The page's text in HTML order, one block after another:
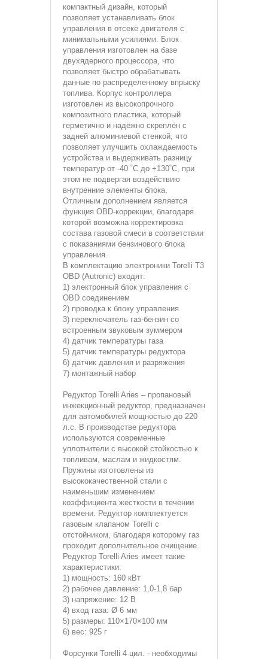
компактный дизайн, который
позволяет устанавливать блок
управления в отсеке двигателя с
минимальными усилиями. Блок
управления изготовлен на базе
двухядерного процессора, что
позволяет быстро обрабатывать
данные по распределенному впрыску
топлива. Корпус контроллера
изготовлен из высокопрочного
композитного пластика, который
герметично и надёжно скреплён с
задней алюминиевой стенкой, что
позволяет улучшить охлаждаемость
устройства и выдерживать разницу
температур от -40 ˚С до +130˚С, при
этом не подвергая воздействию
внутренние элементы блока.
Отличным дополнением является
функция OBD-коррекции, благодаря
которой возможна корректировка
состава газовой смеси в соответствии
с показаниями бензинового блока
управления.
В комплектацию электроники Torelli T3
OBD (Autronic) входят:
1) электронный блок управления с
OBD соединением
2) проводка к блоку управления
3) переключатель газ-бензин со
встроенным звуковым зуммером
4) датчик температуры газа
5) датчик температуры редуктора
6) датчик давления и разряжения
7) монтажный набор
Редуктор Torelli Aries – пропановый
инжекционный редуктор, предназначен
для автомобилей мощностью до 220
л.с. В производстве редуктора
используются современные
уплотнители с высокой стойкостью к
топливам, маслам и жидкостям.
Пружины изготовлены из
высококачественной стали с
наименьшим изменением
коэффициента жесткости в течении
времени. Редуктор комплектуется
газовым клапаном Torelli с
отстойником, благодаря которому газ
проходит дополнительное очищение.
Редуктор Torelli Aries имеет такие
характеристики:
1) мощность: 160 кВт
2) рабочее давление: 1,0-1,8 бар
3) напряжение: 12 В
4) вход газа: Ø 6 мм
5) размеры: 110×170×100 мм
6) вес: 925 г
Форсунки Torelli 4 цил. - необходимы